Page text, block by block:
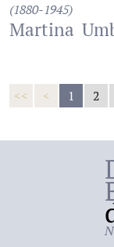
(1880-1945)
Martina
<< < 1 2